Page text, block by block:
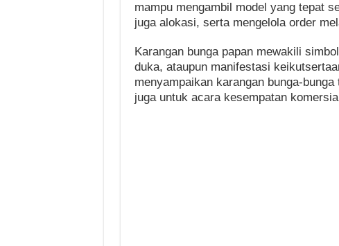
mampu mengambil model yang tepat
juga alokasi, serta mengelola order
Karangan bunga papan mewakili
duka, ataupun manifestasi
menyampaikan karangan bunga-
juga untuk acara kesempatan